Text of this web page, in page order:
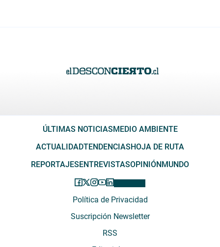
ÚLTIMAS NOTICIAS MEDIO AMBIENTE
ACTUALIDADTENDENCIAS HOJA DE RUTA
REPORTAJES ENTREVISTASOPINIÓN MUNDO
Política de Privacidad
Suscripción Newsletter
RSS